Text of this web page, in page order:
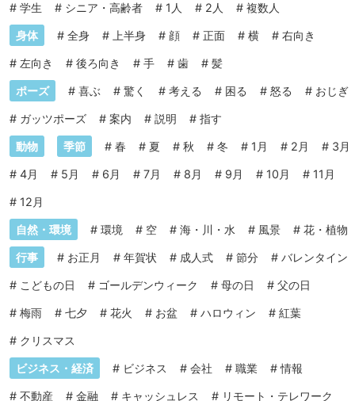
# 学生 # シニア・高齢者 # 1人 # 2人 # 複数人
身体 # 全身 # 上半身 # 顔 # 正面 # 横 # 右向き
# 左向き # 後ろ向き # 手 # 歯 # 髪
ポーズ # 喜ぶ # 驚く # 考える # 困る # 怒る # おじぎ
# ガッツポーズ # 案内 # 説明 # 指す
動物 季節 # 春 # 夏 # 秋 # 冬 # 1月 # 2月 # 3月
# 4月 # 5月 # 6月 # 7月 # 8月 # 9月 # 10月 # 11月
# 12月
自然・環境 # 環境 # 空 # 海・川・水 # 風景 # 花・植物
行事 # お正月 # 年賀状 # 成人式 # 節分 # バレンタイン
# こどもの日 # ゴールデンウィーク # 母の日 # 父の日
# 梅雨 # 七夕 # 花火 # お盆 # ハロウィン # 紅葉
# クリスマス
ビジネス・経済 # ビジネス # 会社 # 職業 #情報
# 不動産 # 金融 # キャッシュレス # リモート・テレワーク